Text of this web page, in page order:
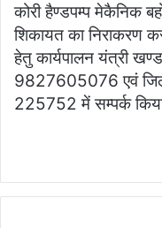
कोरी हैण्डपम्प मेकैनिक
शिकायत का निराकरण
हेतु कार्यपालन यंत्री
9827605076 एवं
225752 में सम्पर्क